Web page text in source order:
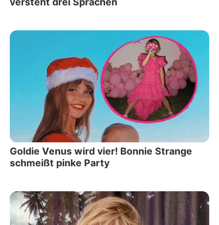
Goldie Venus wird vier! Bonnie Strange
schmeißt pinke Party